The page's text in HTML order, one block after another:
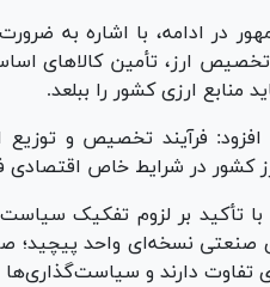
در ادامه، با اشاره به
ارز، تأمین کالا‌های
منابع ارزی کشور را ببلعد.
افزود: فرآیند تخصیص و
کشور در شرایط خاص اقتصادی
با تأکید بر لزوم تفکیک
نسخه‌ای واحد پیچید؛
تفاوت دارند و